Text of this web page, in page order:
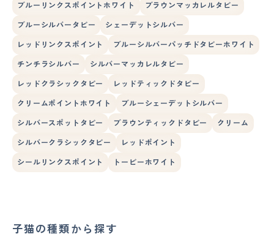
ブルーリンクスポイントホワイト ブラウンマッカレルタビー
ブルーシルバータビー シェーデットシルバー
レッドリンクスポイント ブルーシルバーパッチドタビーホワイト
チンチラシルバー シルバーマッカレルタビー
レッドクラシックタビー レッドティックドタビー
クリームポイントホワイト ブルーシェーデットシルバー
シルバースポットタビー ブラウンティックドタビー クリーム
シルバークラシックタビー レッドポイント
シールリンクスポイント トービーホワイト
子猫の種類から探す